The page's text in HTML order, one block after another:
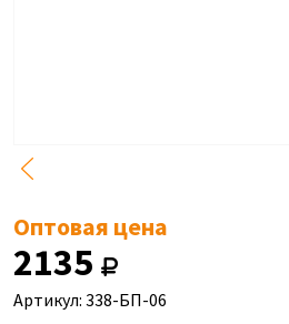
Оптовая цена
2135
Артикул: 338-БП-06